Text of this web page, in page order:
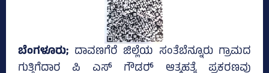
ಬೆಂಗಳೂರು; ದಾವಣಗೆರೆ ಜಿಲ್ಲೆಯ ಸಂತೆಬೆನ್ನೂರು ಗ್ರಾಮದ
ಗುತ್ತಿಗೆದಾರ ಪಿ ಎಸ್‌ ಗೌಡರ್‍‌ ಆತ್ಮಹತ್ಯೆ ಪ್ರಕರಣವು